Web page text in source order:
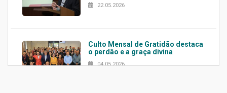
22.05.2026
Culto Mensal de Gratidão destaca
o perdão e a graça divina
04.05.2026